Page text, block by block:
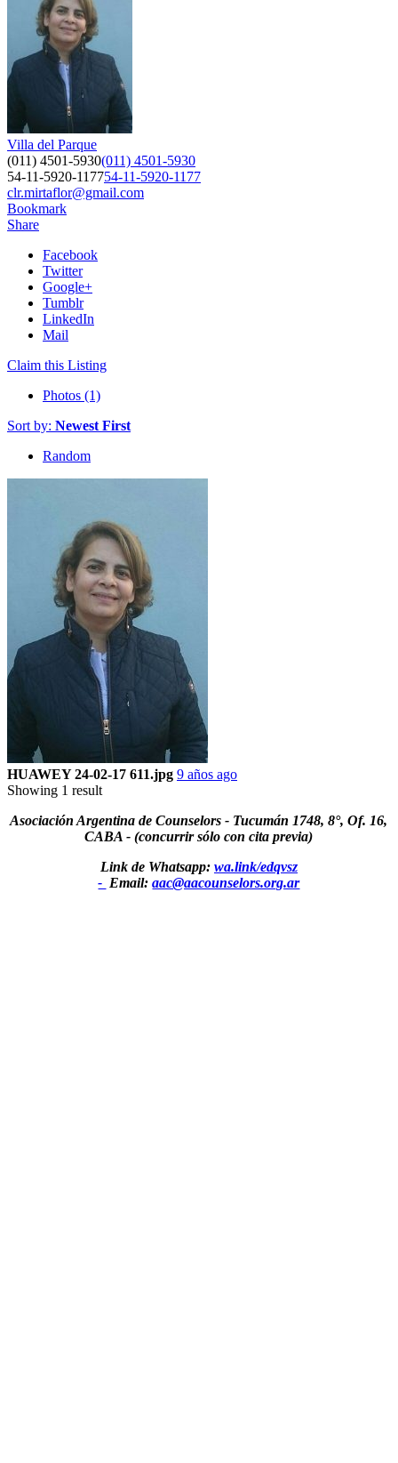
Villa del Parque
(011) 4501-5930(011) 4501-5930
54-11-5920-117754-11-5920-1177
clr.mirtaflor@gmail.com
Bookmark
Share
Facebook
Twitter
Google+
Tumblr
LinkedIn
Mail
Claim this Listing
Photos (1)
Sort by: Newest First
Random
HUAWEY 24-02-17 611.jpg 9 años ago
Showing 1 result
Asociación Argentina de Counselors - Tucumán 1748, 8°, Of. 16,
CABA - (concurrir sólo con cita previa)
Link de Whatsapp: wa.link/edqvsz
- Email:aac@aacounselors.org.ar